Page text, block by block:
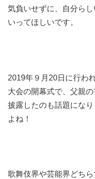
気負いせずに、自分ら
いってほしいです。
2019年９月20日に行わ
大会の開幕式で、父親
披露したのも話題にな
よね！
歌舞伎界や芸能界どち